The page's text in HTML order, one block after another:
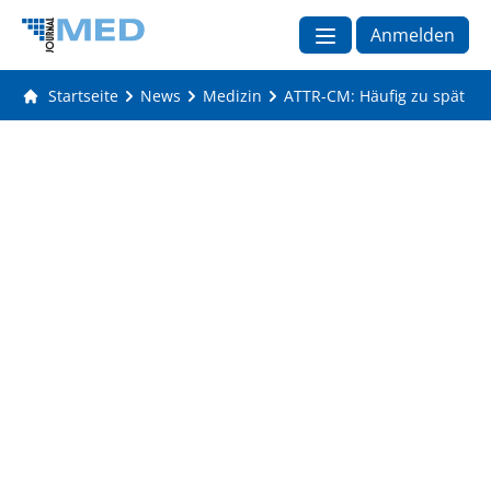
Anmelden
Startseite News Medizin ATTR-CM: Häufig zu spät